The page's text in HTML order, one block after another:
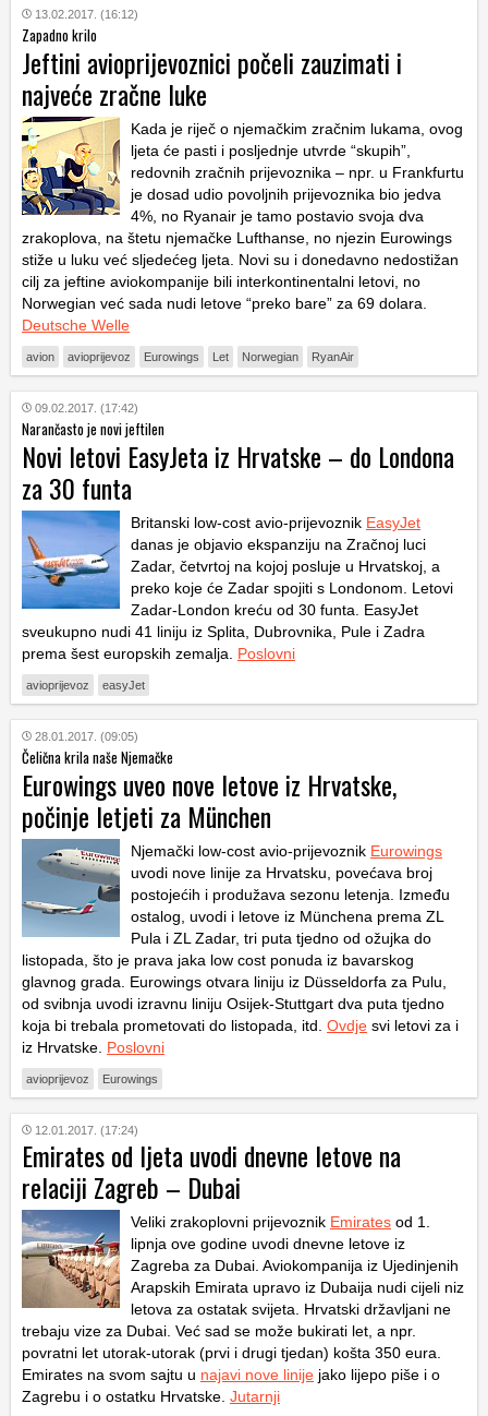
13.02.2017. (16:12)
Zapadno krilo
Jeftini avioprijevoznici počeli zauzimati i
najveće zračne luke
Kada je riječ o njemačkim zračnim lukama, ovog
ljeta će pasti i posljednje utvrde “skupih”,
redovnih zračnih prijevoznika – npr. u Frankfurtu
je dosad udio povoljnih prijevoznika bio jedva
4%, no Ryanair je tamo postavio svoja dva
zrakoplova, na štetu njemačke Lufthanse, no njezin Eurowings
stiže u luku već sljedećeg ljeta. Novi su i donedavno nedostižan
cilj za jeftine aviokompanije bili interkontinentalni letovi, no
Norwegian već sada nudi letove “preko bare” za 69 dolara.
Deutsche Welle
avion avioprijevoz Eurowings Let Norwegian RyanAir
09.02.2017. (17:42)
Narančasto je novi jeftilen
Novi letovi EasyJeta iz Hrvatske – do Londona
za 30 funta
Britanski low-cost avio-prijevoznik EasyJet
danas je objavio ekspanziju na Zračnoj luci
Zadar, četvrtoj na kojoj posluje u Hrvatskoj, a
preko koje će Zadar spojiti s Londonom. Letovi
Zadar-London kreću od 30 funta. EasyJet
sveukupno nudi 41 liniju iz Splita, Dubrovnika, Pule i Zadra
prema šest europskih zemalja. Poslovni
avioprijevoz easyJet
28.01.2017. (09:05)
Čelična krila naše Njemačke
Eurowings uveo nove letove iz Hrvatske,
počinje letjeti za München
Njemački low-cost avio-prijevoznik Eurowings
uvodi nove linije za Hrvatsku, povećava broj
postojećih i produžava sezonu letenja. Između
ostalog, uvodi i letove iz Münchena prema ZL
Pula i ZL Zadar, tri puta tjedno od ožujka do
listopada, što je prava jaka low cost ponuda iz bavarskog
glavnog grada. Eurowings otvara liniju iz Düsseldorfa za Pulu,
od svibnja uvodi izravnu liniju Osijek-Stuttgart dva puta tjedno
koja bi trebala prometovati do listopada, itd. Ovdje svi letovi za i
iz Hrvatske. Poslovni
avioprijevoz Eurowings
12.01.2017. (17:24)
Emirates od ljeta uvodi dnevne letove na
relaciji Zagreb – Dubai
Veliki zrakoplovni prijevoznik Emirates od 1.
lipnja ove godine uvodi dnevne letove iz
Zagreba za Dubai. Aviokompanija iz Ujedinjenih
Arapskih Emirata upravo iz Dubaija nudi cijeli niz
letova za ostatak svijeta. Hrvatski državljani ne
trebaju vize za Dubai. Već sad se može bukirati let, a npr.
povratni let utorak-utorak (prvi i drugi tjedan) košta 350 eura.
Emirates na svom sajtu u najavi nove linije jako lijepo piše i o
Zagrebu i o ostatku Hrvatske. Jutarnji